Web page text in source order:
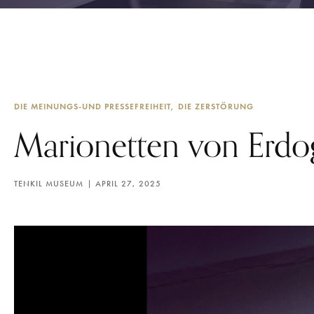
DIE MEINUNGS-UND PRESSEFREIHEIT DIE ZERSTÖRUNG
Marionetten von
TENKIL MUSEUM APRIL 27, 2025